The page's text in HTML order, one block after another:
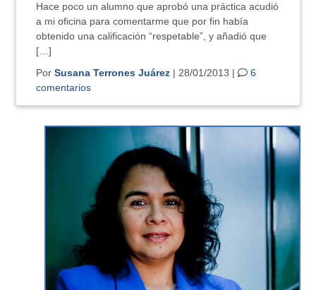
Hace poco un alumno que aprobó una práctica acudió
a mi oficina para comentarme que por fin había
obtenido una calificación “respetable”, y añadió que
[…]
PorSusana Terrones Juárez | 28/01/2013 |
6
comentarios